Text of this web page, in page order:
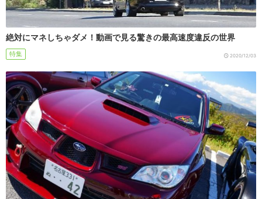
絶対にマネしちゃダメ！動画で見る驚きの最高速度違反の世界
特集 2020/12/03